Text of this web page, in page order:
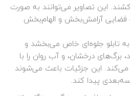
این تصاویر می‌توانند به صورت
فضایی آرامش‌بخش و الهام‌بخش
تابلو جلوه‌ای خاص می‌بخشد و
برگ‌های درخشان، و آب روان را با
این جزئیات باعث می‌شوند
پیدا کند.